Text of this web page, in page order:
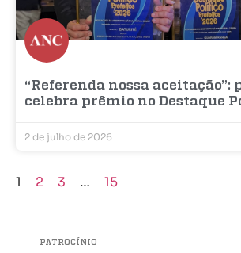
“Referenda nossa aceitação”:
celebra prêmio no Destaque
2 de julho de 2026
1 2 3 … 15
PATROCÍNIO